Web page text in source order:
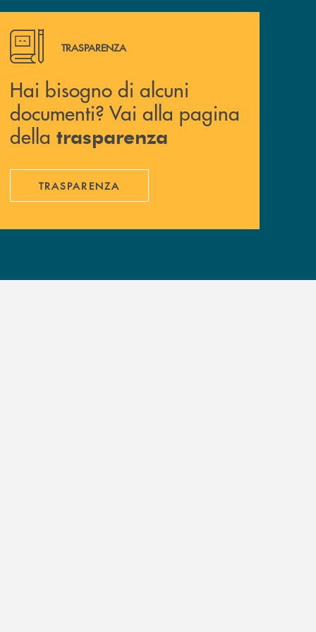
Hai bisogno di alcuni documenti? Vai alla pagina della
TRASPARENZA
Hai bisogno di alcuni
documenti? Vai alla pagina
della trasparenza
TRASPARENZA